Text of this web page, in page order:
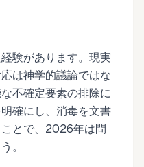
験があります。現実
は神学的議論ではな
不確定要素の排除に
確にし、消毒を文書
とで、2026年は問
。